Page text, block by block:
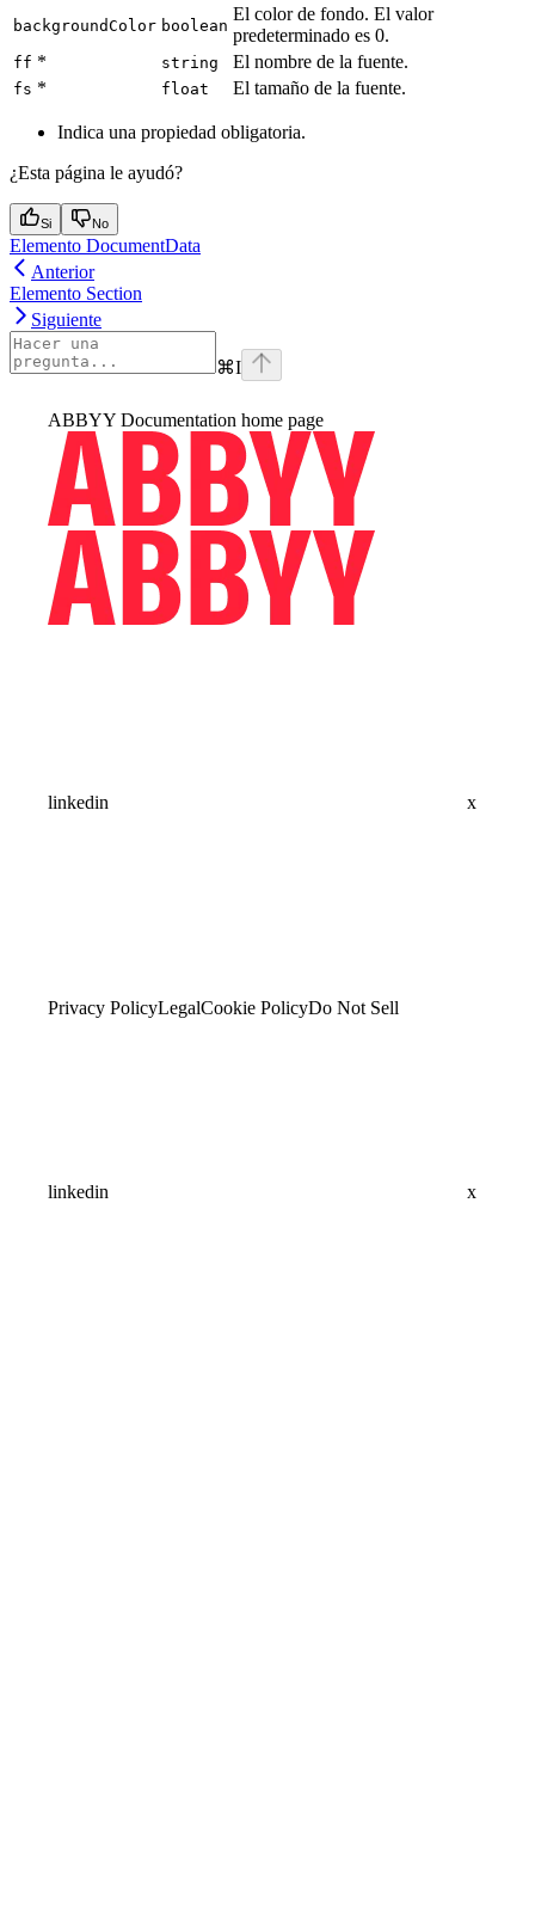
backgroundColor boolean
El color de fondo. El valor
predeterminado es 0.
ff * string El nombre de la fuente.
fs * float El tamaño de la fuente.
Indica una propiedad obligatoria.
¿Esta página le ayudó?
Si No
Elemento DocumentData
Anterior
Elemento Section
Siguiente
⌘I
ABBYY Documentation home page
linkedin x
Privacy PolicyLegalCookie PolicyDo Not Sell
linkedin x